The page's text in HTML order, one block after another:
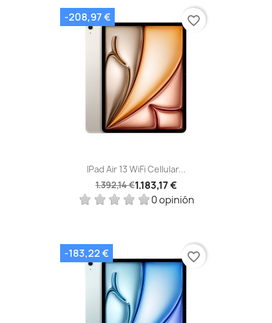
IPad Air 13 WiFi Cellular...
1.392,14 €1.183,17 €
0 opinión
-208,97 € favorite_border
-183,22 € favorite_border